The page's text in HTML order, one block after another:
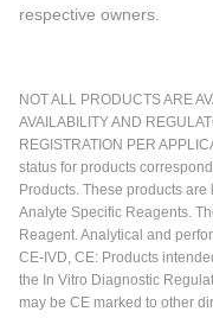
respective owners.
NOT ALL PRODUCTS ARE
AVAILABILITY AND
REGISTRATION PER
status for products
Products. These products
Analyte Specific Reagents.
Reagent. Analytical and
CE-IVD, CE: Products
the In Vitro Diagnostic
may be CE marked to other